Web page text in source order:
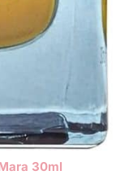
30ml